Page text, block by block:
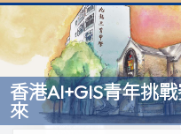
香港AI+GIS青年挑
來